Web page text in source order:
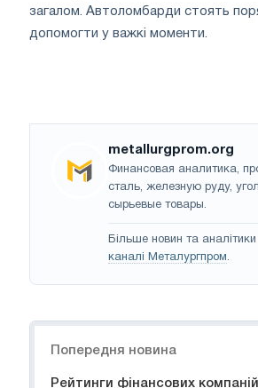
загалом. Автоломбарди стоять
допомогти у важкі моменти.
metallurgprom.org
Финансовая аналитика,
сталь, железную руду,
сырьевые товары.
Більше новин та
каналі Металургпром.
Попередня новина
Рейтинги фінансових компаній